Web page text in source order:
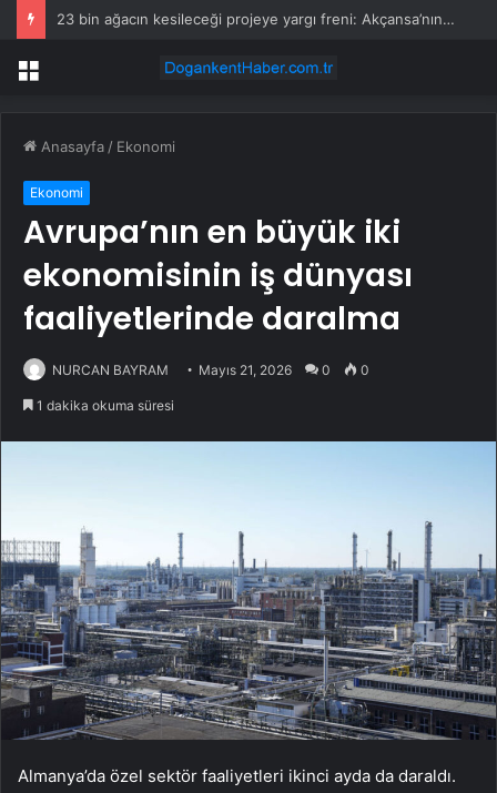
Seyir tepesinde 3 kişiyi katletti: İfadesi ‘Pes’ dedirtti
Menü
Anasayfa / Ekonomi
Ekonomi
Avrupa’nın en büyük iki
ekonomisinin iş dünyası
faaliyetlerinde daralma
NURCAN BAYRAM Mayıs 21, 2026 0 0
1 dakika okuma süresi
Almanya’da özel sektör faaliyetleri ikinci ayda da daraldı.